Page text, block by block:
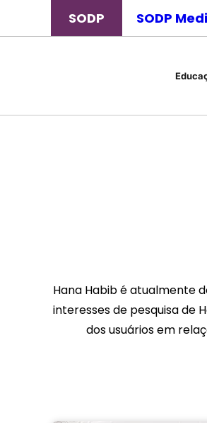
SODP SODP
Hana Habib é atualmente
interesses de pesquisa de
dos usuários em